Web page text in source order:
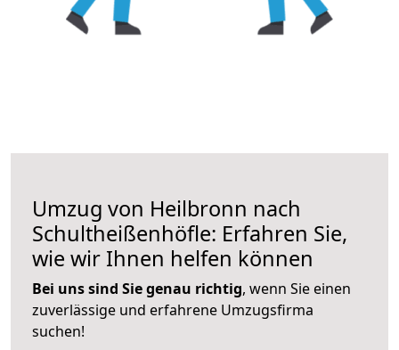
Umzug von Heilbronn nach
Schultheißenhöfle: Erfahren Sie,
wie wir Ihnen helfen können
Bei uns sind Sie genau richtig, wenn Sie einen
zuverlässige und erfahrene Umzugsfirma
suchen!